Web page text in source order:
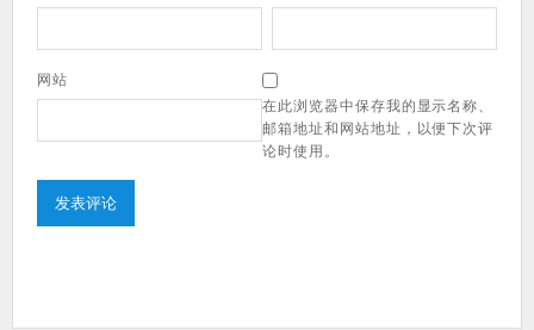
网站
在此浏览器中保存我的显示名称、
邮箱地址和网站地址，以便下次评
论时使用。